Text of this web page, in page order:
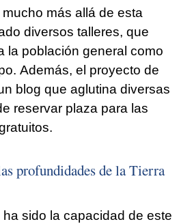
más allá de esta
diversos talleres, que
la población general como
Además, el proyecto de
blog que aglutina diversas
reservar plaza para las
profundidades de la Tierra
sido la capacidad de este